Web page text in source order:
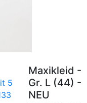
Maxikleid -
Gr. L (44) -
NEU